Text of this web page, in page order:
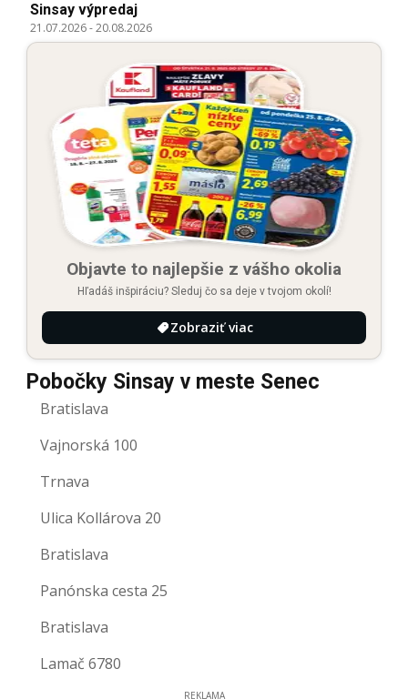
Sinsay výpredaj
21.07.2026-20.08.2026
Objavte to najlepšie z vášho okolia
Hľadáš inšpiráciu? Sleduj čo sa deje v tvojom okolí!
Zobraziť viac
Pobočky Sinsay v meste Senec
Bratislava
Vajnorská 100
Trnava
Ulica Kollárova 20
Bratislava
Panónska cesta 25
Bratislava
Lamač 6780
REKLAMA